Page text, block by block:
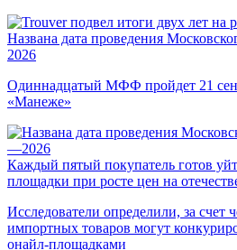
Названа дата проведения
2026
Одиннадцатый МФФ пройдет 21
«Манеже»
Каждый пятый покупатель готов
площадки при росте цен на
Исследователи определили, за счет
импортных товаров могут
онайл-площадками